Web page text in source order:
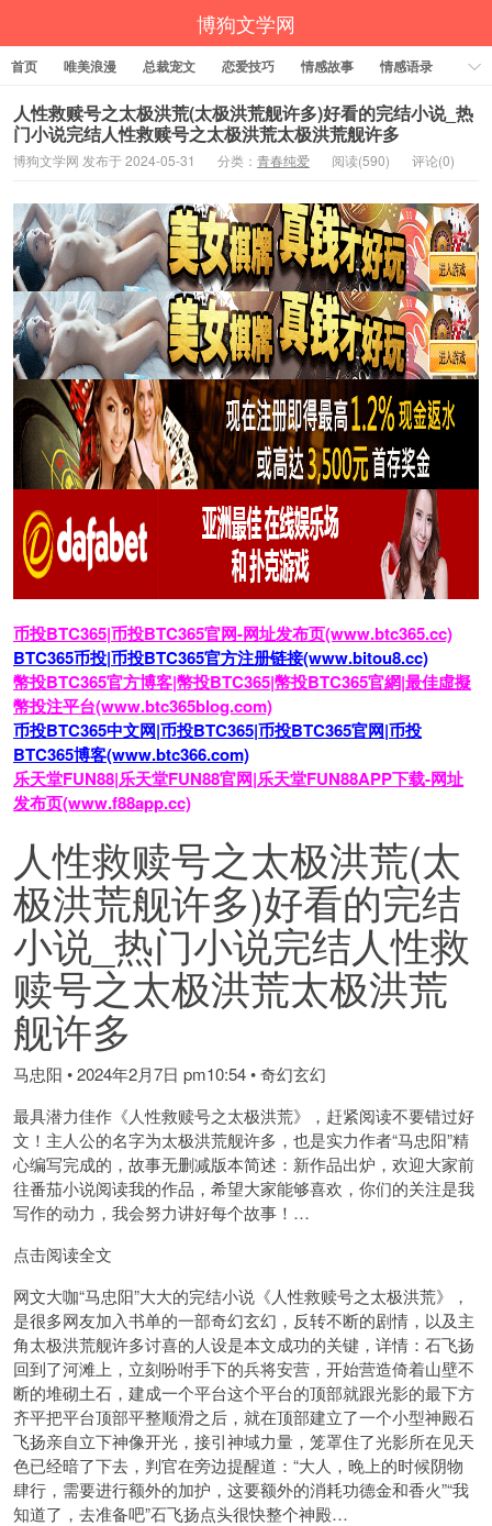
博狗文学网
首页 唯美浪漫 总裁宠文 恋爱技巧 情感故事
情感语录
激情都市
贵族虐恋 青春纯爱
人性救赎号之太极洪荒(太极洪荒舰许多)好看的完结小说_热
门小说完结人性救赎号之太极洪荒太极洪荒舰许多
博狗文学网 发布于 2024-05-31 分类： 青春纯爱 阅读(590) 评论(0)
币投BTC365|币投BTC365官网-网址发布页(www.btc365.cc)
BTC365币投|币投BTC365官方注册链接(www.bitou8.cc)
幣投BTC365官方博客|幣投BTC365|幣投BTC365官網|最佳虛擬
幣投注平台(www.btc365blog.com)
币投BTC365中文网|币投BTC365|币投BTC365官网|币投
BTC365博客(www.btc366.com)
乐天堂FUN88|乐天堂FUN88官网|乐天堂FUN88APP下载-网址
发布页(www.f88app.cc)
人性救赎号之太极洪荒(太
极洪荒舰许多)好看的完结
小说_热门小说完结人性救
赎号之太极洪荒太极洪荒
舰许多
马忠阳 •2024年2月7日 pm10:54•奇幻玄幻
最具潜力佳作《人性救赎号之太极洪荒》，赶紧阅读不要错过好
文！主人公的名字为太极洪荒舰许多，也是实力作者“马忠阳”精
心编写完成的，故事无删减版本简述：新作品出炉，欢迎大家前
往番茄小说阅读我的作品，希望大家能够喜欢，你们的关注是我
写作的动力，我会努力讲好每个故事！…
点击阅读全文
网文大咖“马忠阳”大大的完结小说《人性救赎号之太极洪荒》，
是很多网友加入书单的一部奇幻玄幻，反转不断的剧情，以及主
角太极洪荒舰许多讨喜的人设是本文成功的关键，详情：石飞扬
回到了河滩上，立刻吩咐手下的兵将安营，开始营造倚着山壁不
断的堆砌土石，建成一个平台这个平台的顶部就跟光影的最下方
齐平把平台顶部平整顺滑之后，就在顶部建立了一个小型神殿石
飞扬亲自立下神像开光，接引神域力量，笼罩住了光影所在见天
色已经暗了下去，判官在旁边提醒道：“大人，晚上的时候阴物
肆行，需要进行额外的加护，这要额外的消耗功德金和香火”“我
知道了，去准备吧”石飞扬点头很快整个神殿…